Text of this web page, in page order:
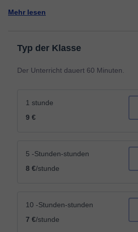
Mehr lesen
Typ der Klasse
Der Unterricht dauert 60 Minuten.
1 stunde
9 €
5 -Stunden-stunden
8 €/stunde
10 -Stunden-stunden
7 €/stunde